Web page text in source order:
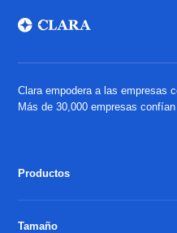
Clara empodera a las empresas
Más de 30,000 empresas confían
Productos
Tamaño